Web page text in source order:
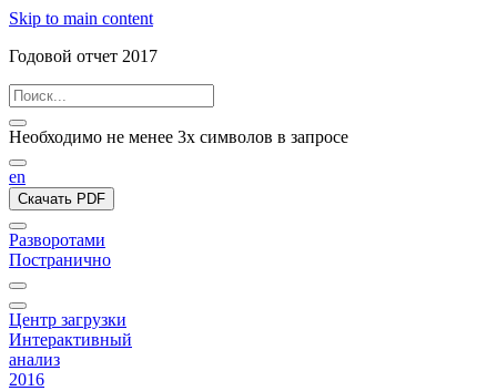
Skip to main content
Годовой отчет 2017
Необходимо не менее 3х символов в запросе
en
Скачать PDF
Разворотами
Постранично
Центр загрузки
Интерактивный
анализ
2016